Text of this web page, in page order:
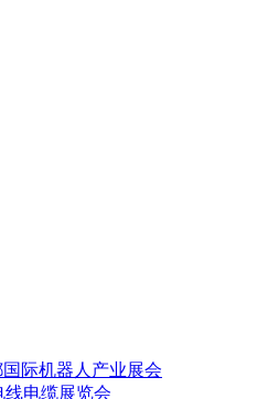
际机器人产业展会
线电缆展览会